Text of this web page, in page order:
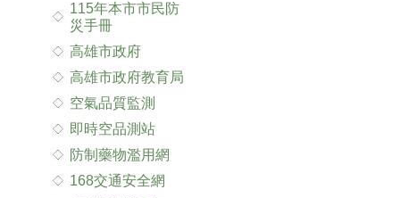
115年本市市民防
災手冊
高雄市政府
高雄市政府教育局
空氣品質監測
即時空品測站
防制藥物濫用網
168交通安全網